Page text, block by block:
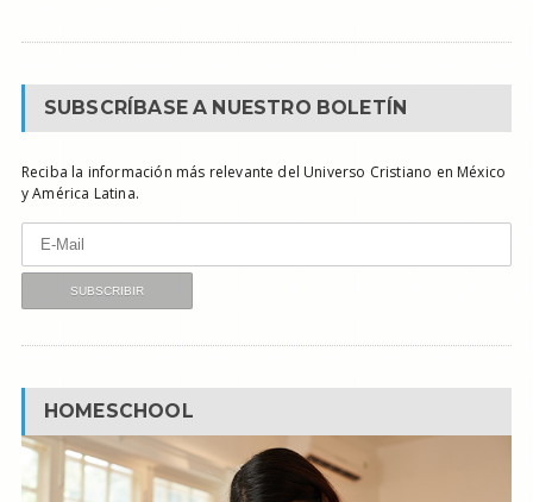
SUBSCRÍBASE A NUESTRO BOLETÍN
Reciba la información más relevante del Universo Cristiano en México
y América Latina.
HOMESCHOOL